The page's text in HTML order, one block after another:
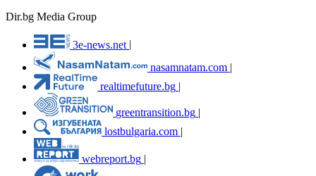
Dir.bg Media Group
3e-news.net
nasamnatam.com |
realtimefuture.bg |
greentransition.bg |
lostbulgaria.com |
webreport.bg